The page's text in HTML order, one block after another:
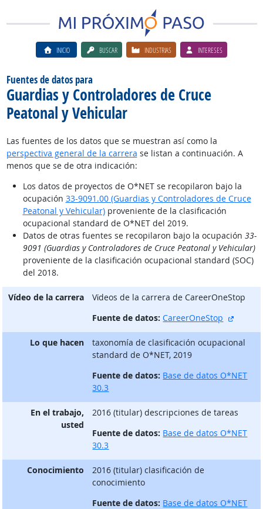
INICIO BUSCAR INDUSTRIAS INTERESES
Fuentes de datos para
Guardias y Controladores de Cruce
Peatonal y Vehicular
Las fuentes de los datos que se muestran así como la
perspectiva general de la carrera se listan a continuación. A
menos que se de otra indicación:
Los datos de proyectos de O*NET se recopilaron bajo la
ocupación 33-9091.00 (Guardias y Controladores de Cruce
Peatonal y Vehicular)proveniente de la clasificación
ocupacional standard de O*NET del 2019.
Datos de otras fuentes se recopilaron bajo la ocupación 33-
9091 (Guardias y Controladores de Cruce Peatonal y Vehicular)
proveniente de la clasificación ocupacional standard (SOC)
del 2018.
Vídeo de la carrera
Vίdeos de la carrera de CareerOneStop
Fuente de datos: CareerOneStop
Lo que hacen
taxonomía de clasificación ocupacional
standard de O*NET, 2019
Fuente de datos: Base de datos O*NET
30.3
En el trabajo,
usted
2016 (titular) descripciones de tareas
Fuente de datos: Base de datos O*NET
30.3
Conocimiento
2016 (titular) clasificación de
conocimiento
Fuente de datos: Base de datos O*NET